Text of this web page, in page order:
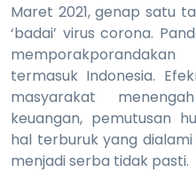
Maret 2021, genap satu
‘badai’ virus corona.
termasuk Indonesia.
masyarakat
keuangan, pemutusan
hal terburuk yang
menjadi serba tidak pasti.